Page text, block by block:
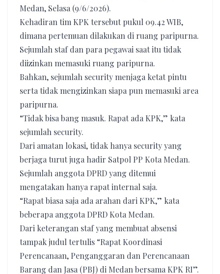
Medan, Selasa (9/6/2026).
Kehadiran tim KPK tersebut pukul 09.42 WIB,
dimana pertemuan dilakukan di ruang paripurna.
Sejumlah staf dan para pegawai saat itu tidak
diizinkan memasuki ruang paripurna.
Bahkan, sejumlah security menjaga ketat pintu
serta tidak mengizinkan siapa pun memasuki area
paripurna.
“Tidak bisa bang masuk. Rapat ada KPK,” kata
sejumlah security.
Dari amatan lokasi, tidak hanya security yang
berjaga turut juga hadir Satpol PP Kota Medan.
Sejumlah anggota DPRD yang ditemui
mengatakan hanya rapat internal saja.
“Rapat biasa saja ada arahan dari KPK,” kata
beberapa anggota DPRD Kota Medan.
Dari keterangan staf yang membuat absensi
tampak judul tertulis “Rapat Koordinasi
Perencanaan, Penganggaran dan Perencanaan
Barang dan Jasa (PBJ) di Medan bersama KPK RI”.